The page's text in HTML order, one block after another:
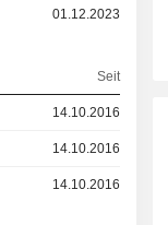
01.12.2023
Seit
14.10.2016
14.10.2016
14.10.2016